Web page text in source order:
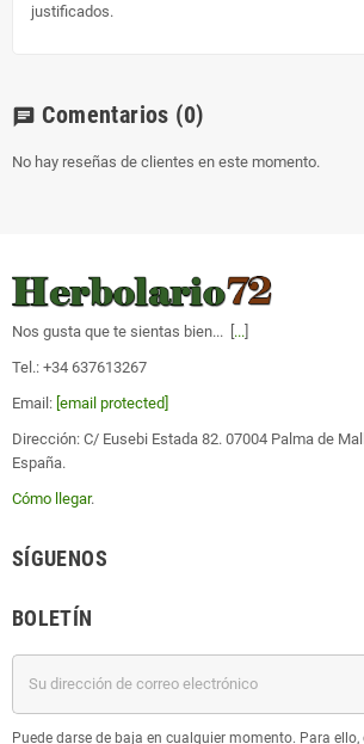
justificados.
chat Comentarios (0)
No hay reseñas de clientes en este momento.
Nos gusta que te sientas bien... [ ...
Tel.: +34 637613267
Email: [email protected]
Dirección: C/ Eusebi Estada 82. 07004 Palma de
España.
Cómo llegar.
SÍGUENOS
BOLETÍN
Puede darse de baja en cualquier momento. Para